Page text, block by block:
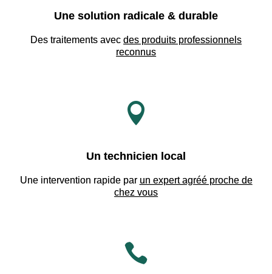
Une solution radicale & durable
Des traitements avec des produits professionnels
reconnus

Un technicien local
Une intervention rapide par un expert agréé proche de
chez vous
